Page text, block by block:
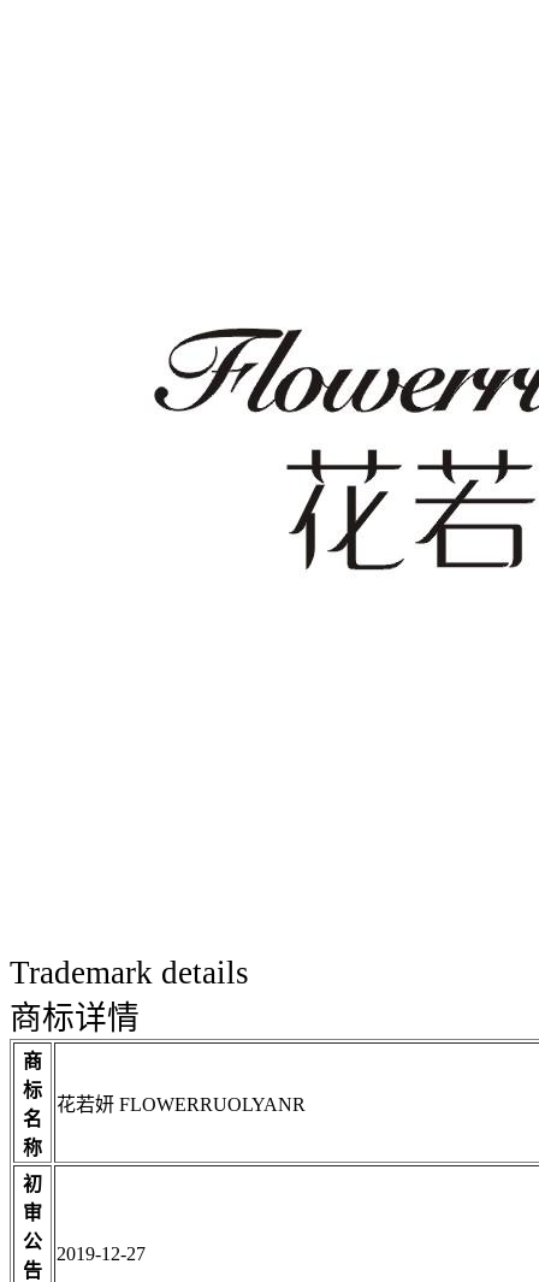
Trademark details
商标详情
商
标
名
称
花若妍 FLOWERRUOLYANR
初
审
公
告
2019-12-27